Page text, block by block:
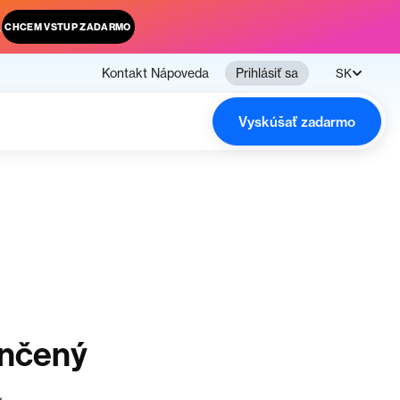
CHCEM VSTUP ZADARMO
Kontakt Nápoveda Prihlásiť sa SK
Vyskúšať zadarmo